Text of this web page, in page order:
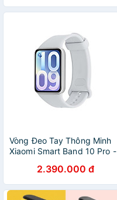
Vòng Đeo Tay Thông Minh
Xiaomi Smart Band 10 Pro -
2.390.000 đ